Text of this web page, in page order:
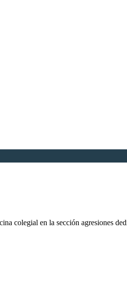
colegial en la sección agresiones